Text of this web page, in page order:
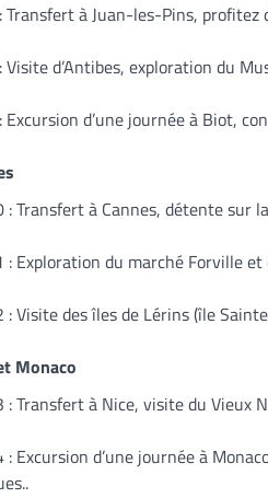
Transfert à Juan-les-Pins,
Visite d’Antibes, exploration du
Excursion d’une journée à Biot,
: Transfert à Cannes, détente sur
: Exploration du marché Forville
: Visite des îles de Lérins (île
Monaco
: Transfert à Nice, visite du Vieux
: Excursion d’une journée à